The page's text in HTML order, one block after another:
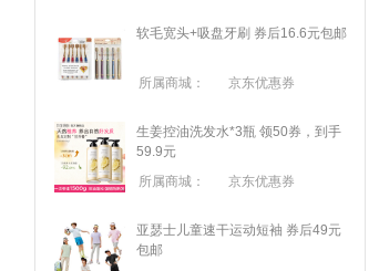
软毛宽头+吸盘牙刷 券后16.6元包邮
所属商城： 京东优惠券
生姜控油洗发水*3瓶 领50券，到手
59.9元
所属商城：
京东优惠券
亚瑟士儿童速干运动短袖 券后49元
包邮